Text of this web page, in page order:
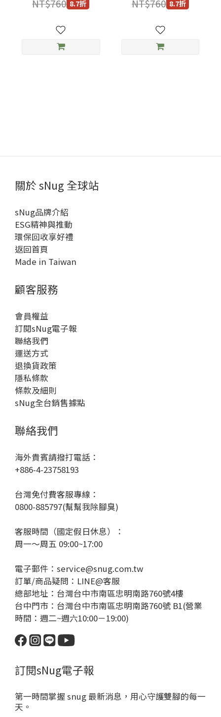
NT$760 8.7折
NT$760 8.7折
關於 sNug 全球站
sNug品牌介紹
ESG精神與推動
環保回收享好禮
返回首頁
Made in Taiwan
顧客服務
會員權益
訂閱sNug電子報
聯絡我們
運送方式
退換貨政策
隱私條款
條款及細則
sNug全台銷售據點
聯絡我們
海外貴賓請撥打電話：
+886-4-23758193
台灣免付費客服專線：
0800-885797(幫幫我除腳臭)
客服時間（國定假日休息）：
周一～周五 09:00~17:00
電子郵件：service@snug.com.tw
訂單/商品疑問： LINE@客服
總部地址：台灣台中市南區忠明南路760號4樓
台中門市：台灣台中市南區忠明南路760號 B1(營業
時間：週二~週六10:00－19:00)
訂閱sNug電子報
第一時間掌握 snug 最新消息，用心守護雙腳的每一
天。